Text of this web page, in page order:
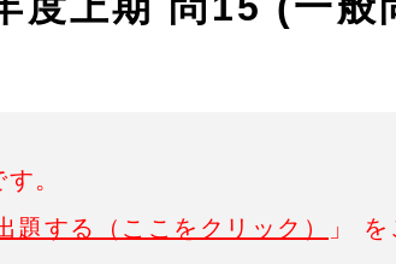
。
題する（ここをクリック） 」